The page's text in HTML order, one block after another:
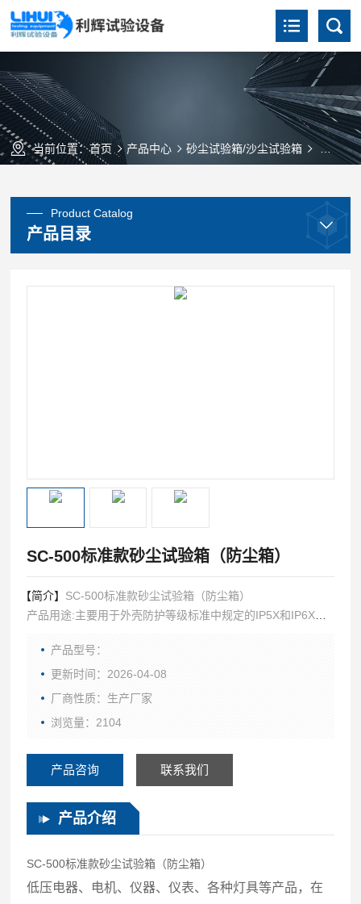
当前位置：首页 产品中心 砂尘试验箱/沙尘试验箱 砂尘试
Product Catalog
产品目录
SC-500标准款砂尘试验箱（防尘箱）
【简介】 SC-500标准款砂尘试验箱（防尘箱）
产品用途:主要用于外壳防护等级标准中规定的IP5X和IP6X两
部件包含有车灯、仪表、电气防尘套、转向系统、门锁等,以
及检验产品的密封性。本环境试验设备，设备设计合理，操作
简单，易于维护，各项指标都符合国家标准。
产品型号：
更新时间：2026-04-08
厂商性质：生产厂家
浏览量：2104
产品咨询 联系我们
产品介绍
SC-500标准款砂尘试验箱（防尘箱）
低压电器、电机、仪器、仪表、各种灯具等产品，在